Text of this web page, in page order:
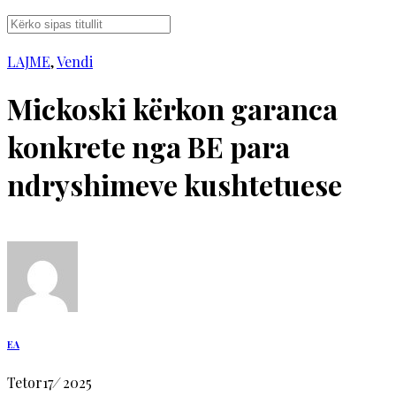
LAJME,Vendi
Mickoski kërkon garanca
konkrete nga BE para
ndryshimeve kushtetuese
EA
Tetor17/2025